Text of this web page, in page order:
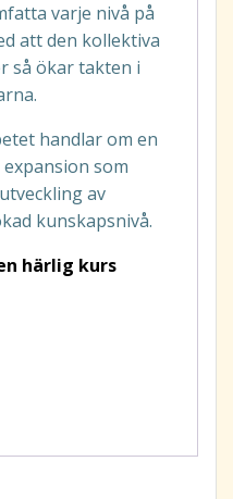
varje nivå på
att den kollektiva
så ökar takten i
handlar om en
som
av
kunskapsnivå.
härlig kurs